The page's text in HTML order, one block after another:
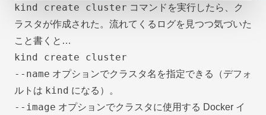
kind create cluster コマンドを実行したら、ク
ラスタが作成された。流れてくるログを見つつ気づいた
こと書くと…
kind create cluster
--name オプションでクラスタ名を指定できる（デフォ
ルトは kind になる）。
--image オプションでクラスタに使用する Docker イ